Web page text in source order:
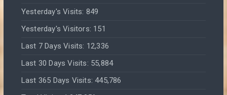
Yesterday's Visits: 849
Yesterday's Visitors: 151
Last 7 Days Visits: 12,336
Last 30 Days Visits: 55,884
Last 365 Days Visits:445,786